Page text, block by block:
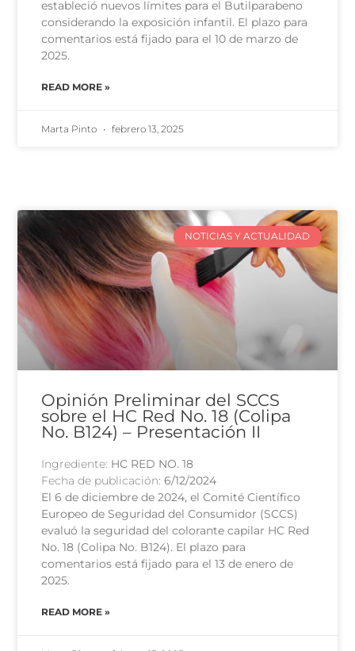
estableció nuevos límites para el Butilparabeno
considerando la exposición infantil. El plazo para
comentarios está fijado para el 10 de marzo de
2025.
READ MORE »
Marta Pinto febrero 13, 2025
NOTICIAS Y ACTUALIDAD
Opinión Preliminar del SCCS
sobre el HC Red No. 18 (Colipa
No. B124) – Presentación II
Ingrediente: HC RED NO. 18
Fecha de publicación:6/12/2024
El 6 de diciembre de 2024, el Comité Científico
Europeo de Seguridad del Consumidor (SCCS)
evaluó la seguridad del colorante capilar HC Red
No. 18 (Colipa No. B124). El plazo para
comentarios está fijado para el 13 de enero de
2025.
READ MORE »